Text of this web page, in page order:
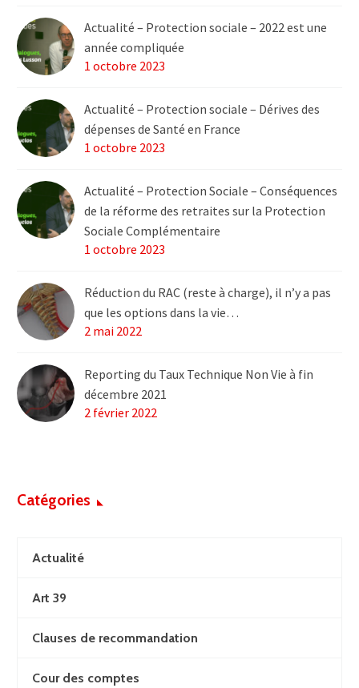
Actualité – Protection sociale – 2022 est une
année compliquée
1 octobre 2023
Actualité – Protection sociale – Dérives des
dépenses de Santé en France
1 octobre 2023
Actualité – Protection Sociale – Conséquences
de la réforme des retraites sur la Protection
Sociale Complémentaire
1 octobre 2023
Réduction du RAC (reste à charge), il n’y a pas
que les options dans la vie…
2 mai 2022
Reporting du Taux Technique Non Vie à fin
décembre 2021
2 février 2022
Catégories
Actualité
Art 39
Clauses de recommandation
Cour des comptes